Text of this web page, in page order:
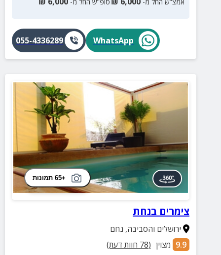
WhatsApp
055-4336289
+65 תמונות
צימרים בנחת
ירושלים והסביבה, נחם
9.9 מצוין (
78 חוות דעת)